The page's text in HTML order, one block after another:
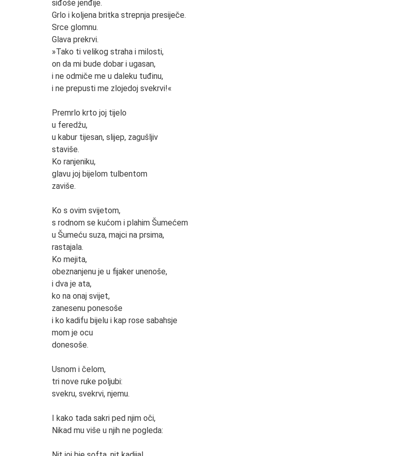
siđoše jenđije.
Grlo i koljena britka strepnja presiječe.
Srce glomnu.
Glava prekrvi.
»Tako ti velikog straha i milosti,
on da mi bude dobar i ugasan,
i ne odmiče me u daleku tuđinu,
i ne prepusti me zlojedoj svekrvi!«
Premrlo krto joj tijelo
u feredžu,
u kabur tijesan, slijep, zagušljiv
staviše.
Ko ranjeniku,
glavu joj bijelom tulbentom
zaviše.
Ko s ovim svijetom,
s rodnom se kućom i plahim Šumećem
u Šumeću suza, majci na prsima,
rastajala.
Ko mejita,
obeznanjenu je u fijaker unenoše,
i dva je ata,
ko na onaj svijet,
zanesenu ponesoše
i ko kadifu bijelu i kap rose sabahsje
mom je ocu
donesoše.
Usnom i čelom,
tri nove ruke poljubi:
svekru, svekrvi, njemu.
I kako tada sakri ped njim oči,
Nikad mu više u njih ne pogleda: